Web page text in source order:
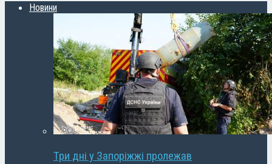
Новини
Три дні у Запоріжжі пролежав